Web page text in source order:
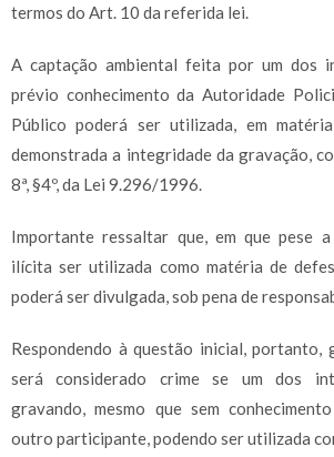
termos do Art. 10 da referida lei.
A captação ambiental feita por um dos
prévio conhecimento da Autoridade
Público poderá ser utilizada, em
demonstrada a integridade da gravação,
8ª, §4º, da Lei 9.296/1996.
Importante ressaltar que, em que pese
ilícita ser utilizada como matéria de
poderá ser divulgada, sob pena de
Respondendo à questão inicial, portanto,
será considerado crime se um dos
gravando, mesmo que sem
outro participante, podendo ser utilizada